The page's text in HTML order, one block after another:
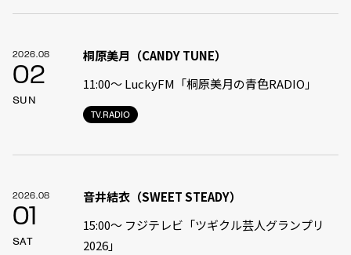
2026.08
02
SUN
TV.RADIO
桐原美月（CANDY TUNE）
11:00〜 LuckyFM「桐原美月の青色RADIO」
2026.08
01
SAT
音井結衣（SWEET STEADY）
15:00〜 フジテレビ「ツギクル芸人グランプリ
2026」